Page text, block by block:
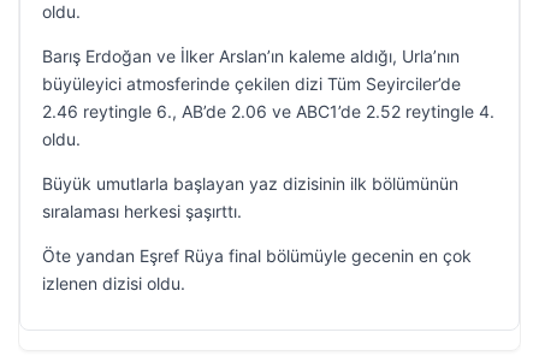
oldu.
Barış Erdoğan ve İlker Arslan’ın kaleme aldığı, Urla’nın
büyüleyici atmosferinde çekilen dizi Tüm Seyirciler’de
2.46 reytingle 6., AB’de 2.06 ve ABC1’de 2.52 reytingle 4.
oldu.
Büyük umutlarla başlayan yaz dizisinin ilk bölümünün
sıralaması herkesi şaşırttı.
Öte yandan Eşref Rüya final bölümüyle gecenin en çok
izlenen dizisi oldu.